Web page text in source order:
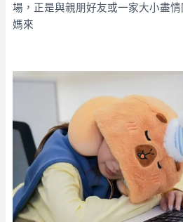
場，正是與親朋好友或一家大小盡
媽來